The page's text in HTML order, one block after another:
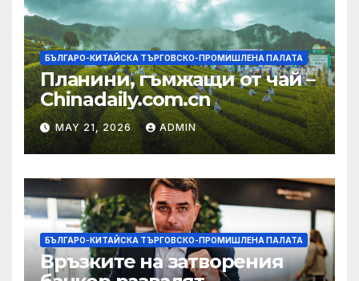
БЪЛГАРО-КИТАЙСКА ТЪРГОВСКО-ПРОМИШЛЕНА ПАЛАТА
Планини, гъмжащи от чай –
Chinadaily.com.cn
MAY 21, 2026 ADMIN
БЪЛГАРО-КИТАЙСКА ТЪРГОВСКО-ПРОМИШЛЕНА ПАЛАТА
Връзките на затворения